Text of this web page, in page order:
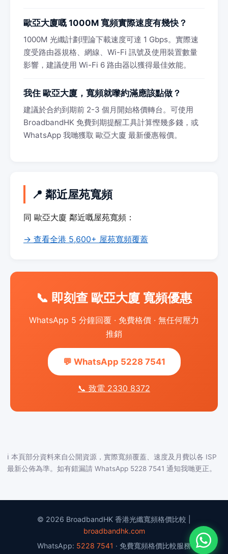
歐亞大廈嘅 1000M 寬頻實際速度有幾快？
1000M 光纖計劃理論下載速度可達 1 Gbps。實際速
度受路由器規格、網線、Wi-Fi 訊號及使用裝置數量
影響，建議使用 Wi-Fi 6 路由器以獲得最佳效能。
我住 歐亞大廈，寬頻就嚟約滿應該點做？
建議於合約到期前 2-3 個月開始格價轉台。可使用
BroadbandHK 免費到期提醒工具計算慳幾多錢，或
WhatsApp 我哋獲取 歐亞大廈 最新優惠報價。
📍 鄰近屋苑寬頻
同 歐亞大廈 鄰近嘅屋苑寬頻：
→ 查看全港 5,600+ 屋苑寬頻覆蓋
📞 即刻查 歐亞大廈 寬頻優惠
WhatsApp 5 分鐘回覆 · 免費格價 · 無任何壓力
推銷
💬 WhatsApp 5228 7541
📞 致電 2330 8372
ℹ️ 本頁部分資料來自公開資源，實際寬頻覆蓋、速度及月費以各 ISP
最新公佈為準。如有錯漏請 WhatsApp 5228 7541 通知我哋更正。
© 2026 BroadbandHK 香港光纖寬頻格價比較 |
broadbandhk.com
WhatsApp: 5228 7541 · 免費寬頻格價比較服務